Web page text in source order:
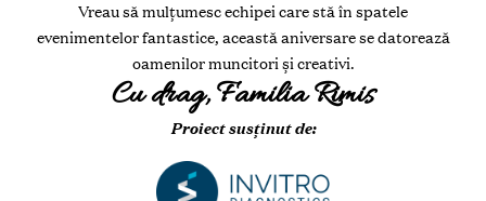
Vreau să mulțumesc echipei care stă în spatele
evenimentelor fantastice, această aniversare se datorează
oamenilor muncitori și creativi.
Cu drag, Familia Rimis
Proiect susținut de: